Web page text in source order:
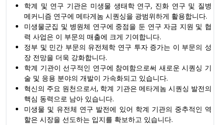
학계 및 연구 기관은 미생물 생태학 연구, 진화 연구 및 질병
메커니즘 연구에 메타게놈 시퀀싱을 광범위하게 활용합니다.
미생물군집 및 병원체 연구에 중점을 둔 연구 자금 지원 및 협
력 사업은 이 부문의 매출에 크게 기여합니다.
정부 및 민간 부문의 유전체학 연구 투자 증가는 이 부문의 성
장 전망을 더욱 강화합니다.
학계 기관이 선구적인 연구에 참여함으로써 새로운 시퀀싱 기
술 및 응용 분야의 개발이 가속화되고 있습니다.
혁신의 주요 원천으로서, 학계 기관은 메타게놈 시퀀싱 발전의
핵심 동력으로 남아 있습니다.
미생물 및 유전체 연구 발전에 있어 학계 기관의 중추적인 역
할은 시장을 선도하는 입지를 확보하고 있습니다.